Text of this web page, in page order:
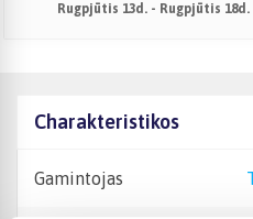
Rugpjūtis 13d. - Rugpjūtis 18d.
Charakteristikos
Gamintojas